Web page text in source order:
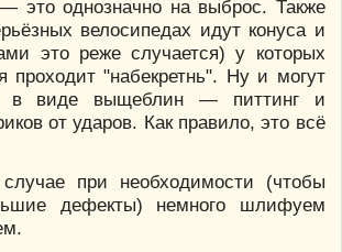
это однозначно на выброс. Также
велосипедах идут конуса и
это реже случается) у которых
проходит "набекретнь". Ну и могут
в виде выщеблин — питтинг и
от ударов. Как правило, это всё
при необходимости (чтобы
дефекты) немного шлифуем